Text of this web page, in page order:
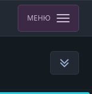
МЕНЮ